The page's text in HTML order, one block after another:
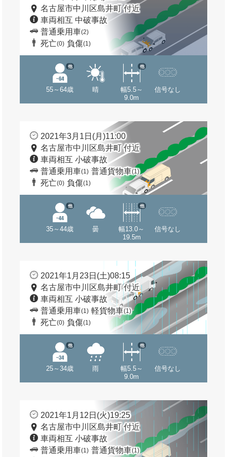
名古屋市中川区島井町 付近
車両相互 中破事故
普通乗用車(2)
死亡(0) 負傷(1)
55～64歳
他
晴
幅5.5～
9.0m
他
信号なし
2021年3月1日(月)11:00
名古屋市中川区島井町 付近
車両相互 小破事故
普通乗用車(1) 普通貨物車(1)
死亡(0) 負傷(1)
35～44歳
他
曇
幅13.0～
19.5m
他
信号なし
2021年1月23日(土)08:15
名古屋市中川区島井町 付近
車両相互 小破事故
普通乗用車(1) 軽貨物車(1)
死亡(0) 負傷(1)
25～34歳
他
雨
幅5.5～
9.0m
他
信号なし
2021年1月12日(火)19:25
名古屋市中川区島井町 付近
車両相互 小破事故
普通乗用車(1) 普通貨物車(1)